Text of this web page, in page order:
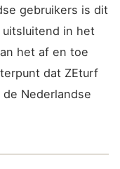
gebruikers is dit
in het
het af en toe
dat ZEturf
Nederlandse